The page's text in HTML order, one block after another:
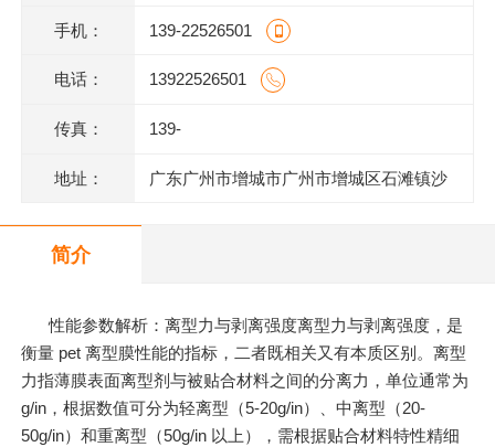
手机： 139-22526501
电话： 13922526501
传真： 139-
地址： 广东广州市增城市广州市增城区石滩镇沙
简介
性能参数解析：离型力与剥离强度离型力与剥离强度，是
衡量 pet 离型膜性能的指标，二者既相关又有本质区别。离型
力指薄膜表面离型剂与被贴合材料之间的分离力，单位通常为
g/in，根据数值可分为轻离型（5-20g/in）、中离型（20-
50g/in）和重离型（50g/in 以上），需根据贴合材料特性精细